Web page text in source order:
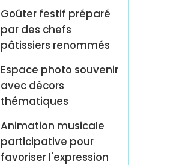
Goûter festif préparé
par des chefs
pâtissiers renommés
Espace photo souvenir
avec décors
thématiques
Animation musicale
participative pour
favoriser l'expression